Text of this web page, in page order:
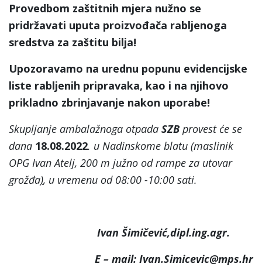
Provedbom zaštitnih mjera nužno se
pridržavati uputa proizvođača rabljenoga
sredstva za zaštitu bilja!
Upozoravamo na urednu popunu evidencijske
liste rabljenih pripravaka, kao i na njihovo
prikladno zbrinjavanje nakon uporabe!
Skupljanje ambalažnoga otpada SZB provest će se
dana 18.08.2022. u Nadinskome blatu (maslinik
OPG Ivan Atelj, 200 m južno od rampe za utovar
grožđa), u vremenu od 08:00 -10:00 sati.
Ivan Šimičević,dipl.ing.agr.
E – mail: Ivan.Simicevic@mps.hr